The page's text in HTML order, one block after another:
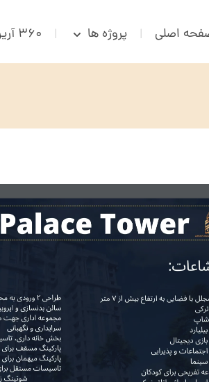
اصلی پروژه ها ۳۶۰ آرین پالاس